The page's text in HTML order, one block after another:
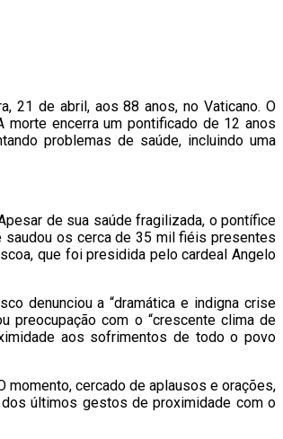
21 de abril, aos 88 anos, no Vaticano. O
morte encerra um pontificado de 12 anos
problemas de saúde, incluindo uma
de sua saúde fragilizada, o pontífice
saudou os cerca de 35 mil fiéis presentes
que foi presidida pelo cardeal Angelo
denunciou a “dramática e indigna crise
preocupação com o “crescente clima de
aos sofrimentos de todo o povo
momento, cercado de aplausos e orações,
últimos gestos de proximidade com o